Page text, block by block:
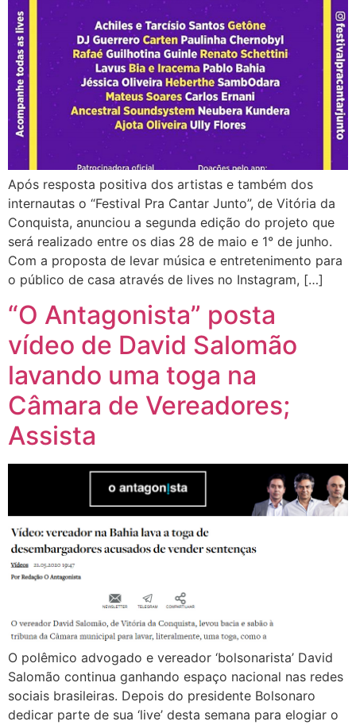
Após resposta positiva dos artistas e também dos
internautas o “Festival Pra Cantar Junto”, de Vitória da
Conquista, anunciou a segunda edição do projeto que
será realizado entre os dias 28 de maio e 1° de junho.
Com a proposta de levar música e entretenimento para
o público de casa através de lives no Instagram, […]
“O Antagonista” posta
vídeo de David Salomão
lavando uma toga na
Câmara de Vereadores;
Assista
O polêmico advogado e vereador ‘bolsonarista’ David
Salomão continua ganhando espaço nacional nas redes
sociais brasileiras. Depois do presidente Bolsonaro
dedicar parte de sua ‘live’ desta semana para elogiar o